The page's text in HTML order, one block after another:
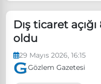
Özgür Özel, Ekrem
Ünlü çift bir etkinliğe
Boykot
Dış ticaret
oldu
29 Mayıs 2026, 16:15
Gözlem Gazetesi